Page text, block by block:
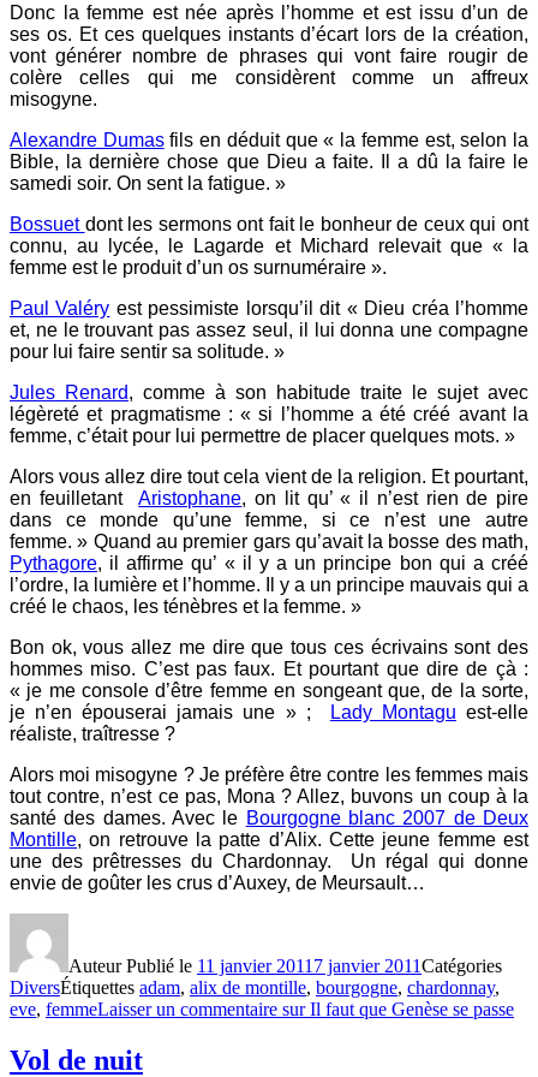
Donc la femme est née après l’homme et est issu d’un de
ses os. Et ces quelques instants d’écart lors de la création,
vont générer nombre de phrases qui vont faire rougir de
colère celles qui me considèrent comme un affreux
misogyne.
Alexandre Dumasfils en déduit que « la femme est, selon la
Bible, la dernière chose que Dieu a faite. Il a dû la faire le
samedi soir. On sent la fatigue. »
Bossuet dont les sermons ont fait le bonheur de ceux qui ont
connu, au lycée, le Lagarde et Michard relevait que « la
femme est le produit d’un os surnuméraire ».
Paul Valéry est pessimiste lorsqu’il dit « Dieu créa l’homme
et, ne le trouvant pas assez seul, il lui donna une compagne
pour lui faire sentir sa solitude. »
Jules Renard, comme à son habitude traite le sujet avec
légèreté et pragmatisme : « si l’homme a été créé avant la
femme, c’était pour lui permettre de placer quelques mots. »
Alors vous allez dire tout cela vient de la religion. Et pourtant,
en feuilletantAristophane, on lit qu’ « il n’est rien de pire
dans ce monde qu’une femme, si ce n’est une autre
femme. » Quand au premier gars qu’avait la bosse des math,
Pythagore, il affirme qu’ « il y a un principe bon qui a créé
l’ordre, la lumière et l’homme. Il y a un principe mauvais qui a
créé le chaos, les ténèbres et la femme. »
Bon ok, vous allez me dire que tous ces écrivains sont des
hommes miso. C’est pas faux. Et pourtant que dire de çà :
« je me console d’être femme en songeant que, de la sorte,
je n’en épouserai jamais une » ;
Lady Montagu est-elle
réaliste, traîtresse ?
Alors moi misogyne ? Je préfère être contre les femmes mais
tout contre, n’est ce pas, Mona ? Allez, buvons un coup à la
santé des dames. Avec le Bourgogne blanc 2007 de Deux
Montille, on retrouve la patte d’Alix. Cette jeune femme est
une des prêtresses du Chardonnay. Un régal qui donne
envie de goûter les crus d’Auxey, de Meursault…
AuteurPublié le 11 janvier 2011 7 janvier 2011Catégories
DiversÉtiquettes adam, alix de montille, bourgogne, chardonnay,
eve, femmeLaisser un commentaire sur Il faut que Genèse se passe
Vol de nuit